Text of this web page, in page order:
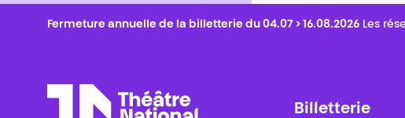
Fermeture annuelle de la billetterie du 04.07 > 16.08.2026 Les
Billetterie